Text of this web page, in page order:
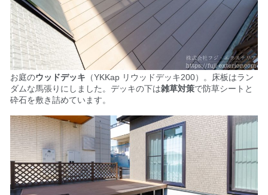
お庭のウッドデッキ （YKKap リウッドデッキ200）。床板はラン
ダムな馬張りにしました。デッキの下は雑草対策で防草シートと
砕石を敷き詰めています。